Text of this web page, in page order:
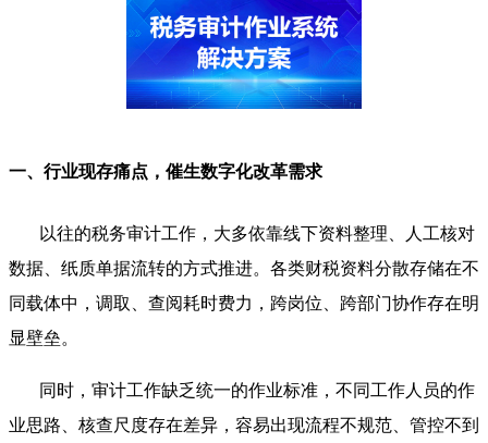
一、行业现存痛点，催生数字化改革需求
以往的税务审计工作，大多依靠线下资料整理、人工核对
数据、纸质单据流转的方式推进。各类财税资料分散存储在不
同载体中，调取、查阅耗时费力，跨岗位、跨部门协作存在明
显壁垒。
同时，审计工作缺乏统一的作业标准，不同工作人员的作
业思路、核查尺度存在差异，容易出现流程不规范、管控不到